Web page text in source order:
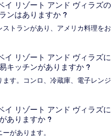
イ リゾート アンド ヴィラズの
ンはありますか ?
ストランがあり、アメリカ料理をお
イ リゾート アンド ヴィラズに
キッチンがありますか ?
す。コンロ、冷蔵庫、電子レンジ
イ リゾート アンド ヴィラズに
ありますか ?
があります。